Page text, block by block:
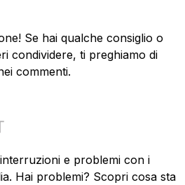
Se hai qualche consiglio o
condividere, ti preghiamo di
commenti.
e problemi con i
Hai problemi? Scopri cosa sta